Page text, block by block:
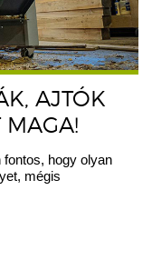
AJTÓK
MAGA!
hogy olyan
mégis